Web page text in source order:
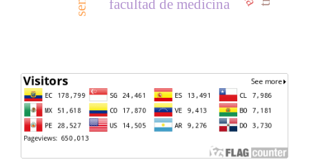
facultad de medicina